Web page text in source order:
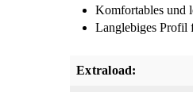
Komfortables und
Langlebiges Profil
Extraload: